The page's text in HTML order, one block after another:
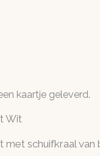
kaartje geleverd.
Wit
schuifkraal van